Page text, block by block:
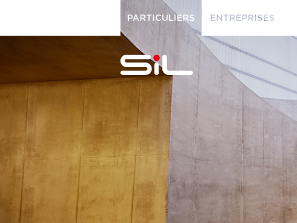
SiL
multimédia
PARTICULIERS
PARTICULIERS
ENTREPRISES
ENTREPRISES